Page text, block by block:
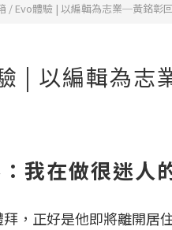
/ Evo體驗 | 以編輯為志業─黃銘彰
| 以編輯為志
我在做很迷人
，正好是他即將離開居